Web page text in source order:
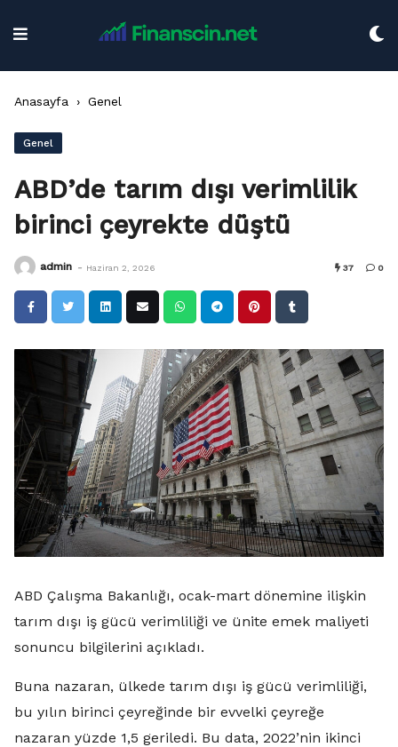
Anasayfa › Genel
Genel
ABD’de tarım dışı verimlilik
birinci çeyrekte düştü
admin - Haziran 2, 2026 37 0
ABD Çalışma Bakanlığı, ocak-mart dönemine ilişkin
tarım dışı iş gücü verimliliği ve ünite emek maliyeti
sonuncu bilgilerini açıkladı.
Buna nazaran, ülkede tarım dışı iş gücü verimliliği,
bu yılın birinci çeyreğinde bir evvelki çeyreğe
nazaran yüzde 1,5 geriledi. Bu data, 2022’nin ikinci